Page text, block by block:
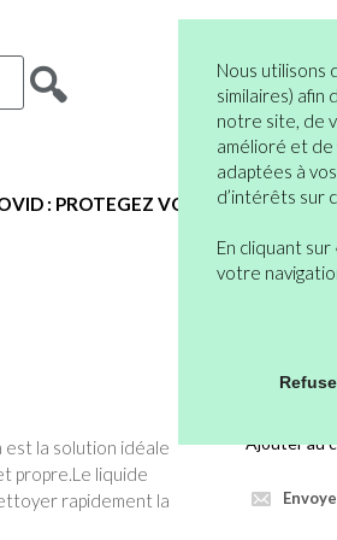
Nous utilisons
similaires)
notre site, de
amélioré et de
adaptées à
d’intérêts sur
En cliquant
votre
Mon
: PROTEGEZ VOUS
est la solution idéale
propre.Le liquide
rapidement la
mettre au
Ajouter au